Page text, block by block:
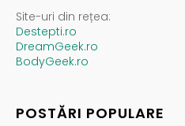
Site-uri din rețea:
Destepti.ro
DreamGeek.ro
BodyGeek.ro
POSTĂRI POPULARE